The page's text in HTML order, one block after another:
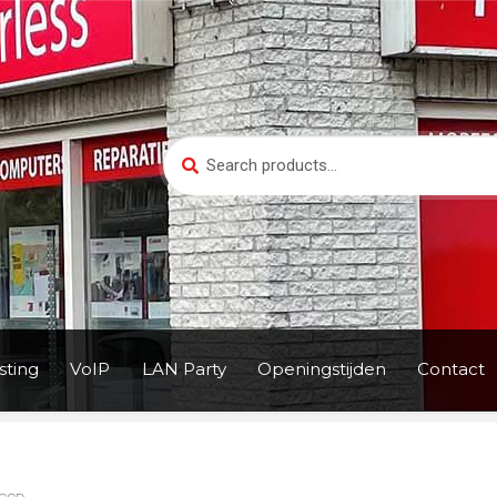
Search
for:
Search
VoIP LAN Party Openingstijden Contact